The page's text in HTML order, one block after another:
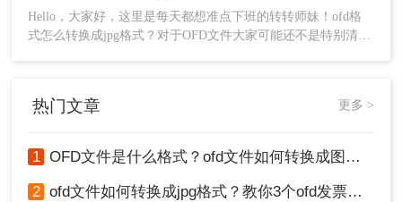
击开始转换即可，就是这么简单啦。
怎么转换成图片的小技巧，有需要的小伙伴一起来了解一下吧
～
Hello，大家好，这里是每天都想准点下班的转转师妹！ofd格
式怎么转换成jpg格式？对于OFD文件大家可能还不是特别清
图片来方便阅读使用
热门文章 更多 >
1 OFD文件是什么格式？ofd文件如何转换成图片格式？
2 ofd文件如何转换成jpg格式？教你3个ofd发票转图片的方法！